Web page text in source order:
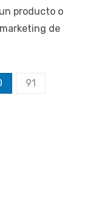
producto o
de
91